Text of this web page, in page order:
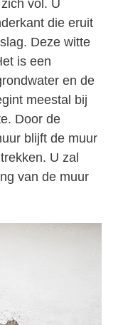
vol. U
die eruit
Deze witte
is een
en de
meestal bij
Door de
blijft de muur
U zal
van de muur